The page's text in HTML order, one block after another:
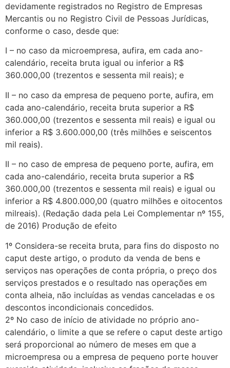
devidamente registrados no Registro de Empresas
Mercantis ou no Registro Civil de Pessoas Jurídicas,
conforme o caso, desde que:
I – no caso da microempresa, aufira, em cada ano-
calendário, receita bruta igual ou inferior a R$
360.000,00 (trezentos e sessenta mil reais); e
II – no caso da empresa de pequeno porte, aufira, em
cada ano-calendário, receita bruta superior a R$
360.000,00 (trezentos e sessenta mil reais) e igual ou
inferior a R$ 3.600.000,00 (três milhões e seiscentos
mil reais).
II – no caso de empresa de pequeno porte, aufira, em
cada ano-calendário, receita bruta superior a R$
360.000,00 (trezentos e sessenta mil reais) e igual ou
inferior a R$ 4.800.000,00 (quatro milhões e oitocentos
milreais). (Redação dada pela Lei Complementar nº 155,
de 2016) Produção de efeito
1º Considera-se receita bruta, para fins do disposto no
caput deste artigo, o produto da venda de bens e
serviços nas operações de conta própria, o preço dos
serviços prestados e o resultado nas operações em
conta alheia, não incluídas as vendas canceladas e os
descontos incondicionais concedidos.
2º No caso de início de atividade no próprio ano-
calendário, o limite a que se refere o caput deste artigo
será proporcional ao número de meses em que a
microempresa ou a empresa de pequeno porte houver